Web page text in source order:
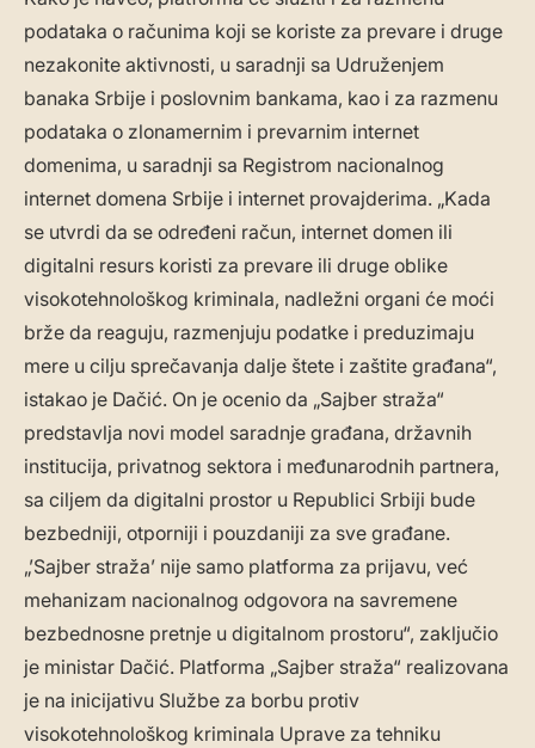
podataka o računima koji se koriste za prevare i druge
nezakonite aktivnosti, u saradnji sa Udruženjem
banaka Srbije i poslovnim bankama, kao i za razmenu
podataka o zlonamernim i prevarnim internet
domenima, u saradnji sa Registrom nacionalnog
internet domena Srbije i internet provajderima. „Kada
se utvrdi da se određeni račun, internet domen ili
digitalni resurs koristi za prevare ili druge oblike
visokotehnološkog kriminala, nadležni organi će moći
brže da reaguju, razmenjuju podatke i preduzimaju
mere u cilju sprečavanja dalje štete i zaštite građana“,
istakao je Dačić. On je ocenio da „Sajber straža“
predstavlja novi model saradnje građana, državnih
institucija, privatnog sektora i međunarodnih partnera,
sa ciljem da digitalni prostor u Republici Srbiji bude
bezbedniji, otporniji i pouzdaniji za sve građane.
„’Sajber straža’ nije samo platforma za prijavu, već
mehanizam nacionalnog odgovora na savremene
bezbednosne pretnje u digitalnom prostoru“, zaključio
je ministar Dačić. Platforma „Sajber straža“ realizovana
je na inicijativu Službe za borbu protiv
visokotehnološkog kriminala Uprave za tehniku